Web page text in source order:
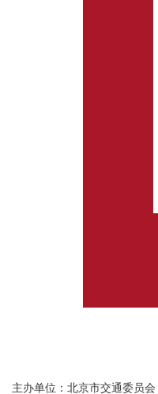
主办单位：北京市交通委员会